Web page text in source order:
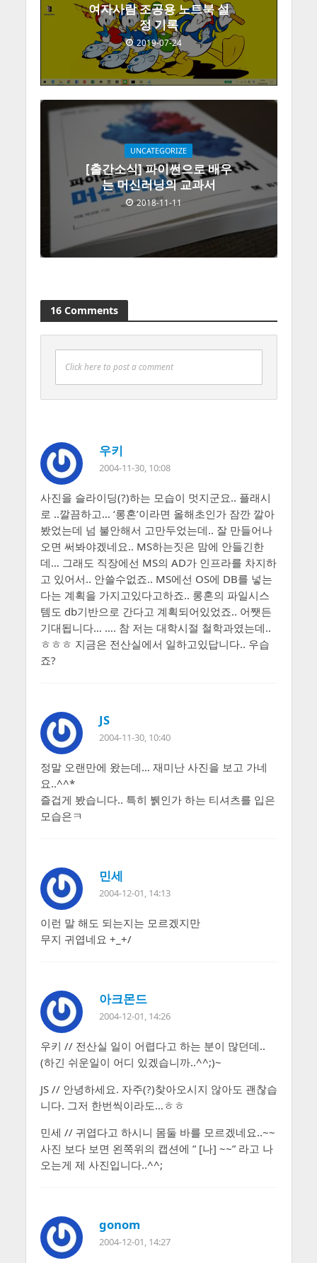
여자사람 조공용 노트북 설
정 기록
2019-07-24
UNCATEGORIZE
[출간소식] 파이썬으로 배우
는 머신러닝의 교과서
2018-11-11
16 Comments
Click here to post a comment
우키
2004-11-30, 10:08
사진을 슬라이딩(?)하는 모습이 멋지군요.. 플래시
로 ..깔끔하고… ‘롱혼’이라면 올해초인가 잠깐 깔아
봤었는데 넘 불안해서 고만두었는데.. 잘 만들어나
오면 써봐야겠네요.. MS하는짓은 맘에 안들긴한
데… 그래도 직장에선 MS의 AD가 인프라를 차지하
고 있어서.. 안쓸수없죠.. MS에선 OS에 DB를 넣는
다는 계획을 가지고있다고하죠.. 롱혼의 파일시스
템도 db기반으로 간다고 계획되어있었죠.. 어쨋든
기대됩니다… …. 참 저는 대학시절 철학과였는데..
ㅎㅎㅎ 지금은 전산실에서 일하고있답니다.. 우습
죠?
JS
2004-11-30, 10:40
정말 오랜만에 왔는데… 재미난 사진을 보고 가네
요..^^*
즐겁게 봤습니다.. 특히 뷁인가 하는 티셔츠를 입은
모습은ㅋ
민세
2004-12-01, 14:13
이런 말 해도 되는지는 모르겠지만
무지 귀엽네요 +_+/
아크몬드
2004-12-01, 14:26
우키 // 전산실 일이 어렵다고 하는 분이 많던데..
(하긴 쉬운일이 어디 있겠습니까..^^;)~
JS // 안녕하세요. 자주(?)찾아오시지 않아도 괜찮습
니다. 그저 한번씩이라도…ㅎㅎ
민세 // 귀엽다고 하시니 몸둘 바를 모르겠네요..~~
사진 보다 보면 왼쪽위의 캡션에 ” [나] ~~” 라고 나
오는게 제 사진입니다..^^;
gonom
2004-12-01, 14:27